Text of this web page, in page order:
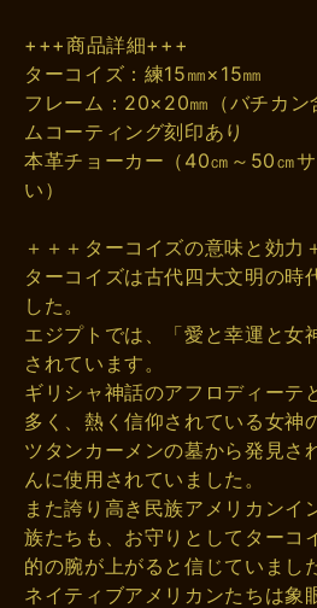
+++商品詳細+++
ターコイズ：練15㎜×15㎜
フレーム：20×20㎜（バチカン
ムコーティング刻印あり
本革チョーカー（40㎝～50㎝
い）
＋＋＋ターコイズの意味と効力
ターコイズは古代四大文明の時
した。
エジプトでは、「愛と幸運と女
されています。
ギリシャ神話のアフロディーテ
多く、熱く信仰されている女神
ツタンカーメンの墓から発見さ
んに使用されていました。
また誇り高き民族アメリカンイ
族たちも、お守りとしてターコ
的の腕が上がると信じていまし
ネイティブアメリカンたちは象